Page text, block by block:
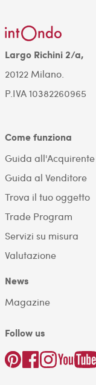
Largo Richini 2/a,
20122 Milano.
P.IVA 10382260965
Come funziona
Guida all'Acquirente
Guida al Venditore
Trova il tuo oggetto
Trade Program
Servizi su misura
Valutazione
News
Magazine
Follow us